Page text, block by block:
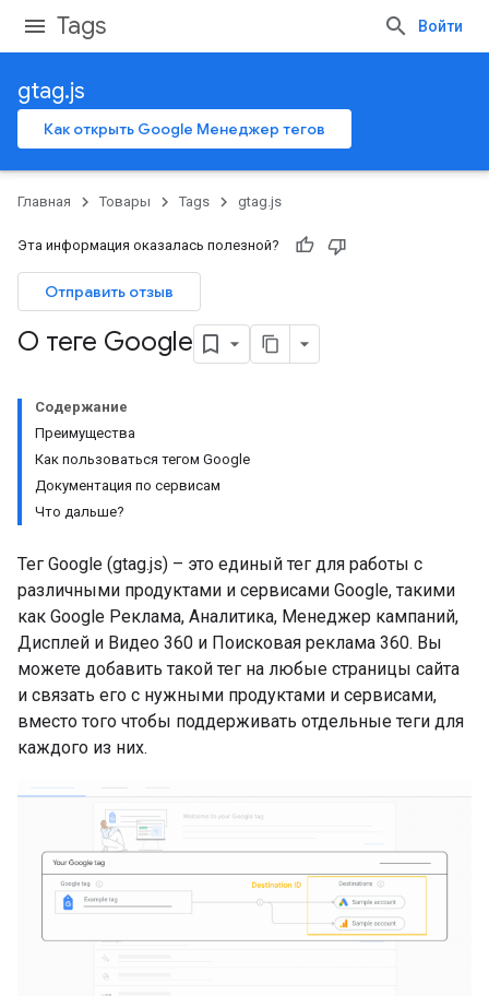
Tags Войти
gtag.js
Как открыть Google Менеджер тегов
Главная Товары Tags gtag.js
Эта информация оказалась полезной?
Отправить отзыв
О теге Google
Содержание
Преимущества
Как пользоваться тегом Google
Документация по сервисам
Что дальше?
Тег Google (gtag.js) – это единый тег для работы с
различными продуктами и сервисами Google, такими
как Google Реклама, Аналитика, Менеджер кампаний,
Дисплей и Видео 360 и Поисковая реклама 360. Вы
можете добавить такой тег на любые страницы сайта
и связать его с нужными продуктами и сервисами,
вместо того чтобы поддерживать отдельные теги для
каждого из них.